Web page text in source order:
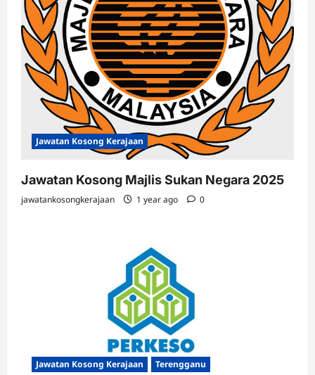
Jawatan Kosong Kerajaan
Jawatan Kosong Majlis Sukan Negara 2025
jawatankosongkerajaan 1 year ago 0
Jawatan Kosong Kerajaan Terengganu